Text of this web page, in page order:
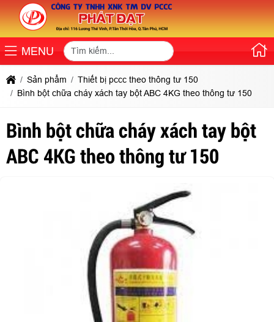
MENU
Sản phẩm
Thiết bị pccc theo thông tư 150
Bình bột chữa cháy xách tay bột ABC 4KG theo thông tư 150
Bình bột chữa cháy xách tay bột
ABC 4KG theo thông tư 150